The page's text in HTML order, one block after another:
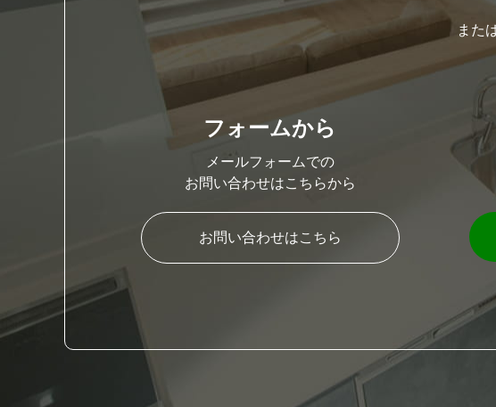
また
フォームから
メールフォームでの
お問い合わせはこちらから
お問い合わせはこちら